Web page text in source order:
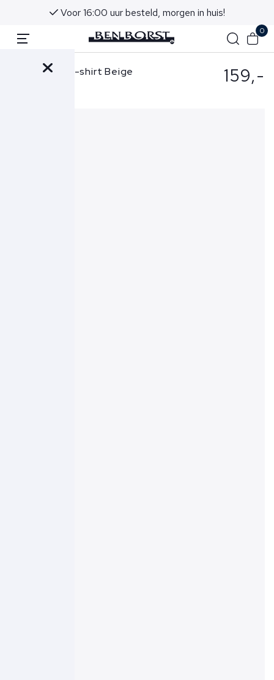
Voor 16:00 uur besteld, morgen in huis!
0
Gran Sasso T-shirt Beige 159,-